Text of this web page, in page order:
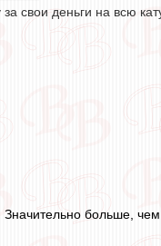
свои деньги на всю
Значительно больше,